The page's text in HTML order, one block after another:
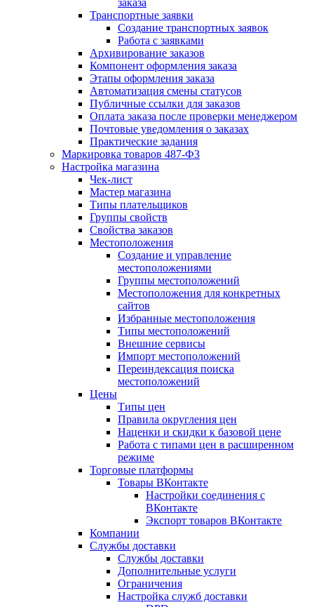
заказа
Транспортные заявки
Создание транспортных заявок
Работа с заявками
Архивирование заказов
Компонент оформления заказа
Этапы оформления заказа
Автоматизация смены статусов
Публичные ссылки для заказов
Оплата заказа после проверки менеджером
Почтовые уведомления о заказах
Практические задания
Маркировка товаров 487-ФЗ
Настройка магазина
Чек-лист
Мастер магазина
Типы плательщиков
Группы свойств
Свойства заказов
Местоположения
Создание и управление
местоположениями
Группы местоположений
Местоположения для конкретных
сайтов
Избранные местоположения
Типы местоположений
Внешние сервисы
Импорт местоположений
Переиндексация поиска
местоположений
Цены
Типы цен
Правила округления цен
Наценки и скидки к базовой цене
Работа с типами цен в расширенном
режиме
Торговые платформы
Товары ВКонтакте
Настройки соединения с
ВКонтакте
Экспорт товаров ВКонтакте
Компании
Службы доставки
Службы доставки
Дополнительные услуги
Ограничения
Настройка служб доставки